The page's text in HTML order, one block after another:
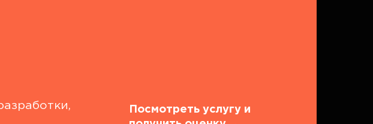
Посмотреть услугу и